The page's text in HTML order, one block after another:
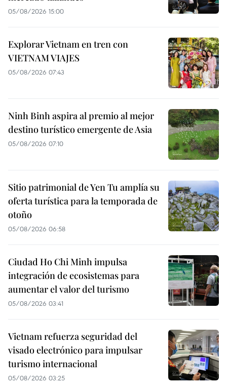
05/08/2026 15:00
Explorar Vietnam en tren con
VIETNAM VIAJES
05/08/2026 07:43
Ninh Binh aspira al premio al mejor
destino turístico emergente de Asia
05/08/2026 07:10
Sitio patrimonial de Yen Tu amplía su
oferta turística para la temporada de
otoño
05/08/2026 06:58
Ciudad Ho Chi Minh impulsa
integración de ecosistemas para
aumentar el valor del turismo
05/08/2026 03:41
Vietnam refuerza seguridad del
visado electrónico para impulsar
turismo internacional
05/08/2026 03:25